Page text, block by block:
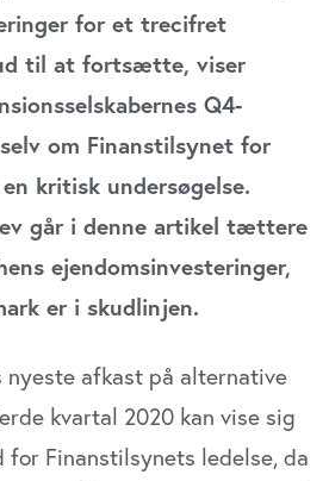
for et trecifret
til at fortsætte, viser
Q4-
om Finanstilsynet for
kritisk undersøgelse.
går i denne artikel tættere
ejendomsinvesteringer,
er i skudlinjen.
nyeste afkast på alternative
kvartal 2020 kan vise sig
for Finanstilsynets ledelse, da